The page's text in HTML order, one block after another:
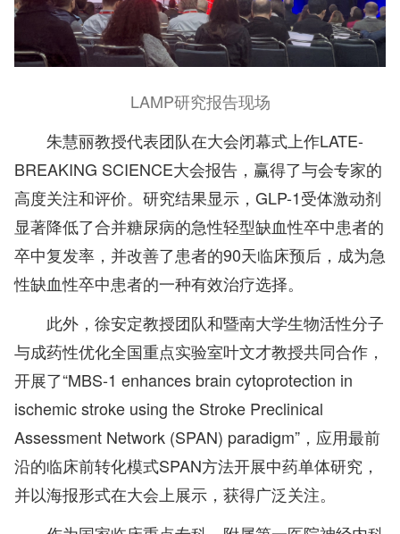
LAMP研究报告现场
朱慧丽教授代表团队在大会闭幕式上作LATE-
BREAKING SCIENCE大会报告，赢得了与会专家的
高度关注和评价。研究结果显示，GLP-1受体激动剂
显著降低了合并糖尿病的急性轻型缺血性卒中患者的
卒中复发率，并改善了患者的90天临床预后，成为急
性缺血性卒中患者的一种有效治疗选择。
此外，徐安定教授团队和暨南大学生物活性分子
与成药性优化全国重点实验室叶文才教授共同合作，
开展了“MBS-1 enhances brain cytoprotection in
ischemic stroke using the Stroke Preclinical
Assessment Network (SPAN) paradigm”，应用最前
沿的临床前转化模式SPAN方法开展中药单体研究，
并以海报形式在大会上展示，获得广泛关注。